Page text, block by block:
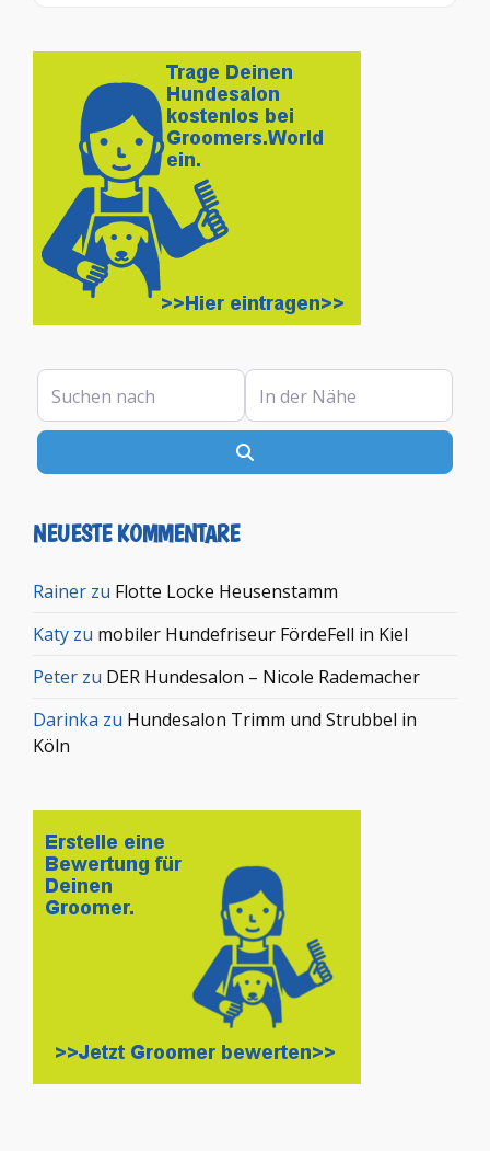
Suchen nach In der Nähe
NEUESTE KOMMENTARE
Rainer zu Flotte Locke Heusenstamm
Katy zu mobiler Hundefriseur FördeFell in Kiel
Peter zu DER Hundesalon – Nicole Rademacher
Darinka zu Hundesalon Trimm und Strubbel in
Köln